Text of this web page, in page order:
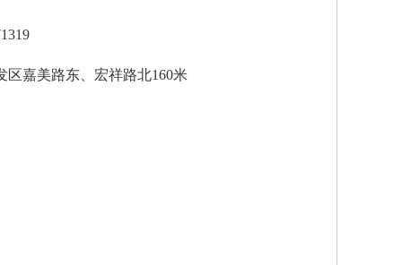
区嘉美路东、宏祥路北160米